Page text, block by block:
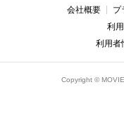
会社概要 プ
利
利用者
Copyright ©